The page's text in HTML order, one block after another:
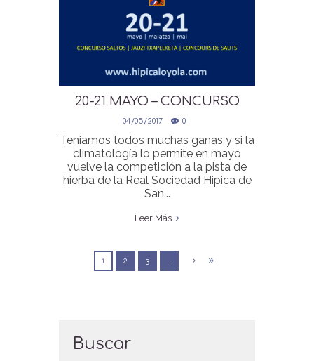
20-21 MAYO – CONCURSO
SALTOS PRIMAVERA
04/05/2017 0
Teniamos todos muchas ganas y si la
climatología lo permite en mayo
vuelve la competición a la pista de
hierba de la Real Sociedad Hipica de
San...
Leer Más
1 2 3 …
Buscar